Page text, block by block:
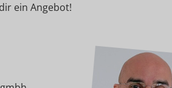
ein Angebot!